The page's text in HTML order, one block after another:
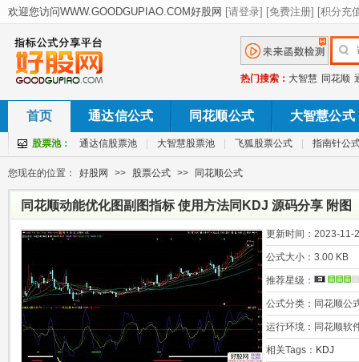
热门搜索： 大智慧 同花顺
首页 通达信公式 同花顺公式 大智慧公式
股票池： 通达信股票池 大智慧股票池 飞狐股票公式 指南针公
您现在的位置： 好股网 >> 股票公式 >> 同花顺公式
同花顺动能优化图副图指标 使用方法同KDJ 源码分享 附图
更新时间： 2023-11-
公式大小： 3.00 KB
推荐星级：
公式分类： 同花顺公
运行环境： 同花顺软
相关Tags： KDJ